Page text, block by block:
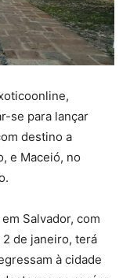
se para lançar
destino a
e Maceió, no
Salvador, com
de janeiro, terá
à cidade